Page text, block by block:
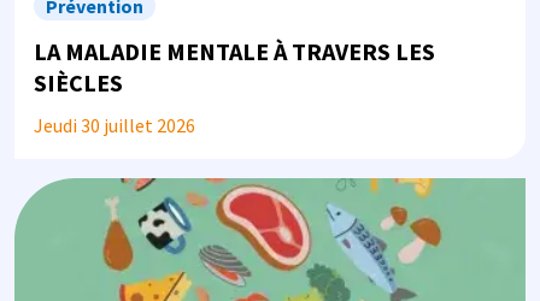
Prévention
LA MALADIE MENTALE À TRAVERS LES
SIÈCLES
Jeudi 30 juillet 2026
Image